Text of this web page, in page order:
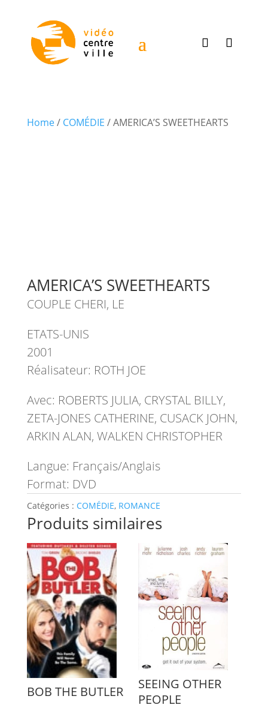
Home/ COMÉDIE / AMERICA’S SWEETHEARTS
AMERICA’S SWEETHEARTS
COUPLE CHERI, LE
ETATS-UNIS
2001
Réalisateur: ROTH JOE
Avec: ROBERTS JULIA, CRYSTAL BILLY,
ZETA-JONES CATHERINE, CUSACK JOHN,
ARKIN ALAN, WALKEN CHRISTOPHER
Langue: Français/Anglais
Format: DVD
Catégories : COMÉDIE, ROMANCE
Produits similaires
BOB THE BUTLER
SEEING OTHER
PEOPLE